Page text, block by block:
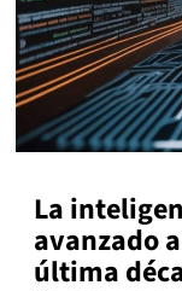
La
avanzado
última